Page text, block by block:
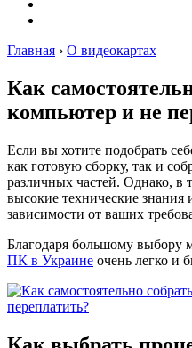
Главная › О видеокартах
Как
компьютер и не
Если вы хотите подобрать
как готовую сборку, так и
различных частей. Однако, в
высокие технические знания
зависимости от ваших
Благодаря большому выбору
ПК в Украине очень легко и